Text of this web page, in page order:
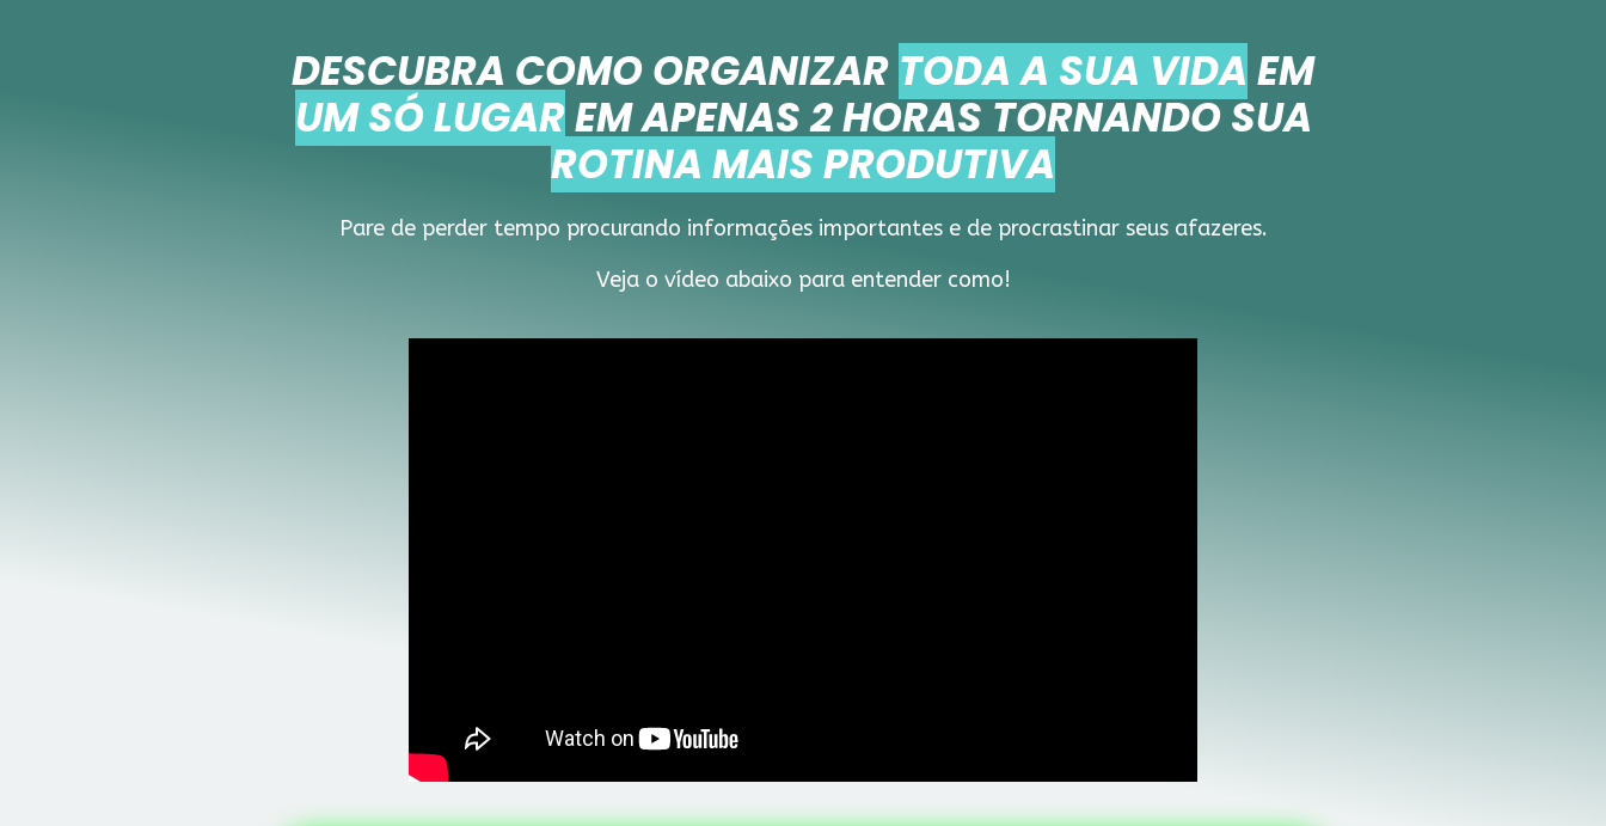
DESCUBRA COMO ORGANIZAR TODA A SUA VIDA EM
UM SÓ LUGAREM APENAS 2 HORAS TORNANDO SUA
ROTINA MAIS PRODUTIVA
Pare de perder tempo procurando informações importantes e de procrastinar seus afazeres.
Veja o vídeo abaixo para entender como!